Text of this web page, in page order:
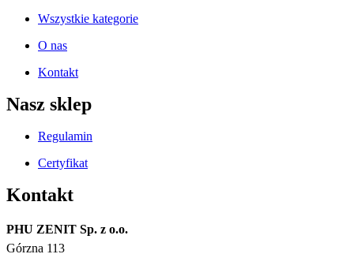
Wszystkie kategorie
O nas
Kontakt
Nasz sklep
Regulamin
Certyfikat
Kontakt
PHU ZENIT Sp. z o.o.
Górzna 113